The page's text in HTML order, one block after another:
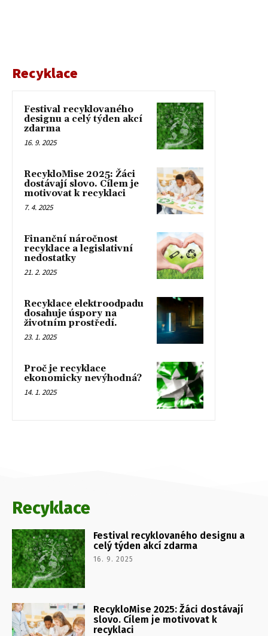
Recyklace
Festival recyklovaného
designu a celý týden akcí
zdarma
16. 9. 2025
RecykloMise 2025: Žáci
dostávají slovo. Cílem je
motivovat k recyklaci
7. 4. 2025
Finanční náročnost
recyklace a legislativní
nedostatky
21. 2. 2025
Recyklace elektroodpadu
dosahuje úspory na
životním prostředí.
23. 1. 2025
Proč je recyklace
ekonomicky nevýhodná?
14. 1. 2025
Recyklace
Festival recyklovaného designu a
celý týden akcí zdarma
16. 9. 2025
RecykloMise 2025: Žáci dostávají
slovo. Cílem je motivovat k
recyklaci